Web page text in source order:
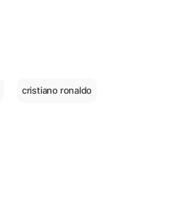
cristiano ronaldo